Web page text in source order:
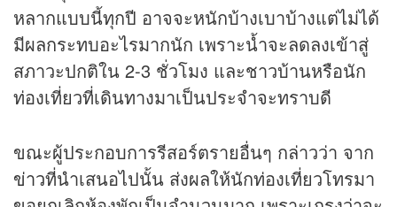
หลากแบบนี้ทุกปี อาจจะหนักบ้างเบาบ้างแต่ไม่ได้
มีผลกระทบอะไรมากนัก เพราะน้ำจะลดลงเข้าสู่
สภาวะปกติใน 2-3 ชั่วโมง และชาวบ้านหรือนัก
ท่องเที่ยวที่เดินทางมาเป็นประจำจะทราบดี
ขณะผู้ประกอบการรีสอร์ตรายอื่นๆ กล่าวว่า จาก
ข่าวที่นำเสนอไปนั้น ส่งผลให้นักท่องเที่ยวโทรมา